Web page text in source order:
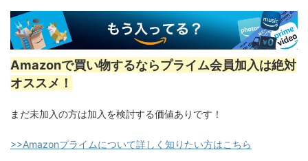
Amazonで買い物するならプライム会員加入は絶対
オススメ！
まだ未加入の方は加入を検討する価値ありです！
>>Amazonプライムについて詳しく知りたい方はこちら